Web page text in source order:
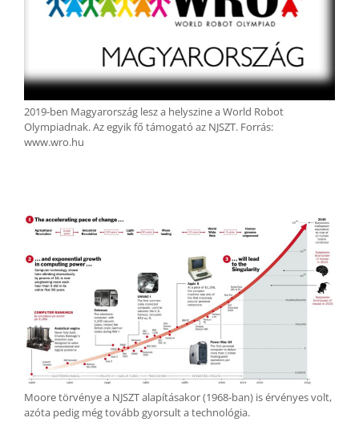
2019-ben Magyarország lesz a helyszine a World Robot
Olympiadnak. Az egyik fő támogató az NJSZT. Forrás:
www.wro.hu
Moore törvénye a NJSZT alapításakor (1968-ban) is érvényes volt,
azóta pedig még tovább gyorsult a technológia.